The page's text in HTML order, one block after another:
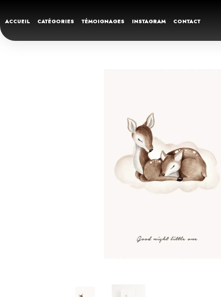
ACCUEIL CATÉGORIES TÉMOIGNAGES INSTAGRAM CONTACT